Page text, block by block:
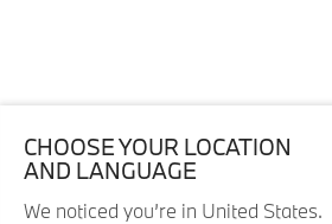
CHOOSE YOUR LOCATION
AND LANGUAGE
We noticed you’re in United States.